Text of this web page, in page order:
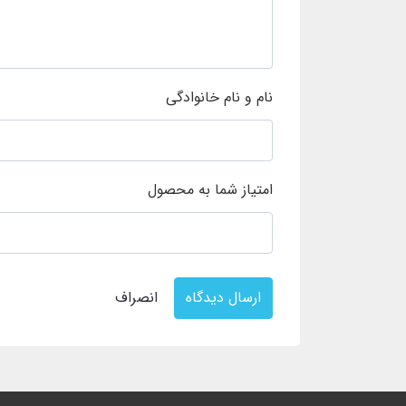
نام و نام خانوادگی
امتیاز شما به محصول
ارسال دیدگاه انصراف